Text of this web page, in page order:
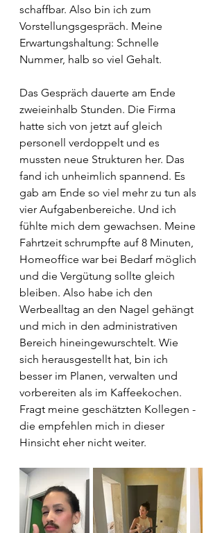
schaffbar. Also bin ich zum
Vorstellungsgespräch. Meine
Erwartungshaltung: Schnelle
Nummer, halb so viel Gehalt.
Das Gespräch dauerte am Ende
zweieinhalb Stunden. Die Firma
hatte sich von jetzt auf gleich
personell verdoppelt und es
mussten neue Strukturen her. Das
fand ich unheimlich spannend. Es
gab am Ende so viel mehr zu tun als
vier Aufgabenbereiche. Und ich
fühlte mich dem gewachsen. Meine
Fahrtzeit schrumpfte auf 8 Minuten,
Homeoffice war bei Bedarf möglich
und die Vergütung sollte gleich
bleiben. Also habe ich den
Werbealltag an den Nagel gehängt
und mich in den administrativen
Bereich hineingewurschtelt. Wie
sich herausgestellt hat, bin ich
besser im Planen, verwalten und
vorbereiten als im Kaffeekochen.
Fragt meine geschätzten Kollegen -
die empfehlen mich in dieser
Hinsicht eher nicht weiter.